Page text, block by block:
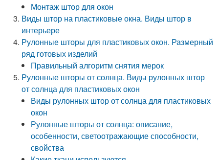
Монтаж штор для окон
Виды штор на пластиковые окна. Виды штор в
интерьере
Рулонные шторы для пластиковых окон. Размерный
ряд готовых изделий
Правильный алгоритм снятия мерок
Рулонные шторы от солнца. Виды рулонных штор
от солнца для пластиковых окон
Виды рулонных штор от солнца для пластиковых
окон
Рулонные шторы от солнца: описание,
особенности, светоотражающие способности,
свойства